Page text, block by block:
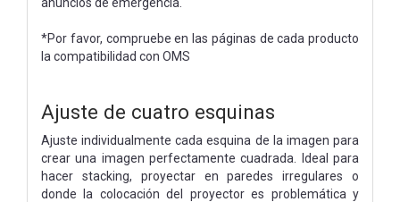
*Por favor, compruebe en las páginas de cada producto
la compatibilidad con OMS
Ajuste de cuatro esquinas
Ajuste individualmente cada esquina de la imagen para
crear una imagen perfectamente cuadrada. Ideal para
hacer stacking, proyectar en paredes irregulares o
donde la colocación del proyector es problemática y